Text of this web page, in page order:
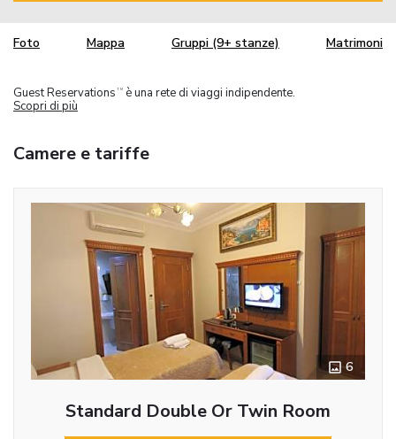
Foto Mappa Gruppi (9+ stanze) Matrimoni
Guest Reservations TM
è una rete di viaggi indipendente.
Scopri di più
Camere e tariffe
6
Standard Double Or Twin Room